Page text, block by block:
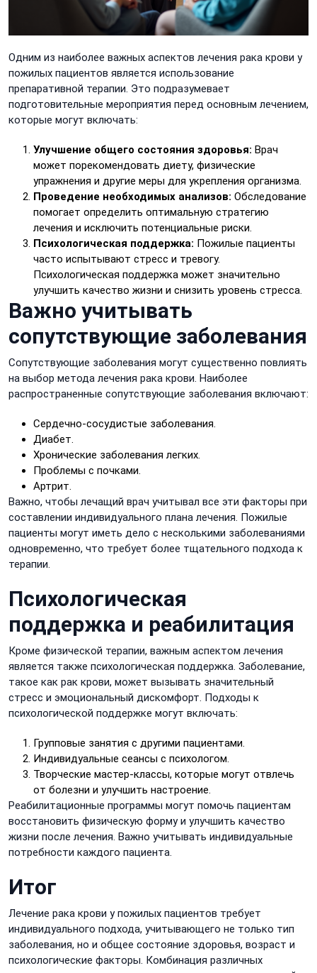
Одним из наиболее важных аспектов лечения рака крови у
пожилых пациентов является использование
препаративной терапии. Это подразумевает
подготовительные мероприятия перед основным лечением,
которые могут включать:
Улучшение общего состояния здоровья: Врач
может порекомендовать диету, физические
упражнения и другие меры для укрепления организма.
Проведение необходимых анализов: Обследование
помогает определить оптимальную стратегию
лечения и исключить потенциальные риски.
Психологическая поддержка: Пожилые пациенты
часто испытывают стресс и тревогу.
Психологическая поддержка может значительно
улучшить качество жизни и снизить уровень стресса.
Важно учитывать
сопутствующие заболевания
Сопутствующие заболевания могут существенно повлиять
на выбор метода лечения рака крови. Наиболее
распространенные сопутствующие заболевания включают:
Сердечно-сосудистые заболевания.
Диабет.
Хронические заболевания легких.
Проблемы с почками.
Артрит.
Важно, чтобы лечащий врач учитывал все эти факторы при
составлении индивидуального плана лечения. Пожилые
пациенты могут иметь дело с несколькими заболеваниями
одновременно, что требует более тщательного подхода к
терапии.
Психологическая
поддержка и реабилитация
Кроме физической терапии, важным аспектом лечения
является также психологическая поддержка. Заболевание,
такое как рак крови, может вызывать значительный
стресс и эмоциональный дискомфорт. Подходы к
психологической поддержке могут включать:
Групповые занятия с другими пациентами.
Индивидуальные сеансы с психологом.
Творческие мастер-классы, которые могут отвлечь
от болезни и улучшить настроение.
Реабилитационные программы могут помочь пациентам
восстановить физическую форму и улучшить качество
жизни после лечения. Важно учитывать индивидуальные
потребности каждого пациента.
Итог
Лечение рака крови у пожилых пациентов требует
индивидуального подхода, учитывающего не только тип
заболевания, но и общее состояние здоровья, возраст и
психологические факторы. Комбинация различных